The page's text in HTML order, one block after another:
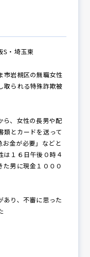
ル
て
・埼玉東
市岩槻区の無職女性
取られる特殊詐欺被
ら、女性の長男や配
類とカードを送って
お金が必要」などと
は１６日午後０時４
た男に現金１０００
り、不審に思った